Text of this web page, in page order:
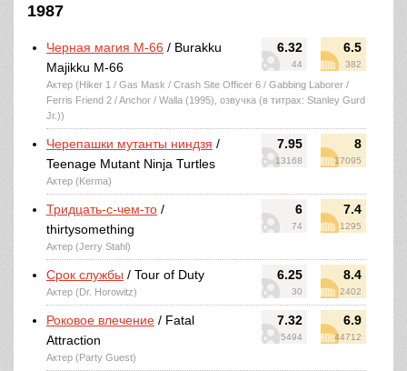
1987
6.32
44
6.5
382
Черная магия М-66 / Burakku
Majikku M-66
Актер (Hiker 1 / Gas Mask / Crash Site Officer 6 / Gabbing Laborer /
Ferris Friend 2 / Anchor / Walla (1995), озвучка (в титрах: Stanley Gurd
Jr.))
7.95
13168
8
17095
Черепашки мутанты ниндзя /
Teenage Mutant Ninja Turtles
Актер (Kerma)
6
74
7.4
1295
Тридцать-с-чем-то /
thirtysomething
Актер (Jerry Stahl)
6.25
30
8.4
2402
Срок службы / Tour of Duty
Актер (Dr. Horowitz)
7.32
5494
6.9
44712
Роковое влечение / Fatal
Attraction
Актер (Party Guest)